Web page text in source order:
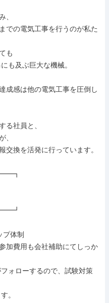
、
での電気工事を行うのが私た
も
も及ぶ巨大な機械。
成感は他の電気工事を圧倒し
る社員と、
、
交換を活発に行っています。
プ体制
加費用も会社補助にてしっか